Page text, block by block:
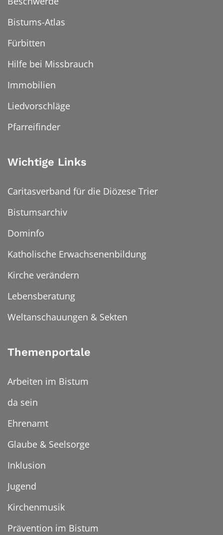
Bistums-Atlas
Fürbitten
Hilfe bei Missbrauch
Immobilien
Liedvorschläge
Pfarreifinder
Wichtige Links
Caritasverband für die Diözese Trier
Bistumsarchiv
Dominfo
Katholische Erwachsenenbildung
Kirche verändern
Lebensberatung
Weltanschauungen & Sekten
Themenportale
Arbeiten im Bistum
da sein
Ehrenamt
Glaube & Seelsorge
Inklusion
Jugend
Kirchenmusik
Prävention im Bistum